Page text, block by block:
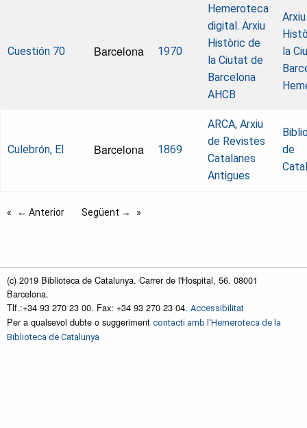
Cuestión 70 Barcelona 1970
Hemeroteca
digital. Arxiu
Històric de
la Ciutat de
Barcelona
AHCB
Arxiu
la
Culebrón, El Barcelona 1869
ARCA, Arxiu
de Revistes
Catalanes
Antigues
de
← Anterior Següent →
(c) 2019 Biblioteca de Catalunya. Carrer de l'Hospital, 56. 08001
Barcelona.
Tlf.:+34 93 270 23 00. Fax: +34 93 270 23 04. Accessibilitat
Per a qualsevol dubte o suggeriment contacti amb l'Hemeroteca de la
Biblioteca de Catalunya